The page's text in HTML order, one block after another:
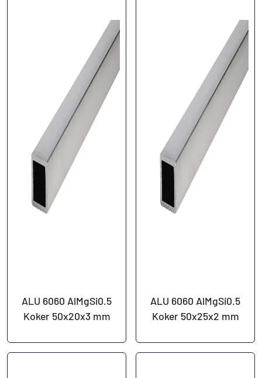
ALU 6060 AlMgSi0.5
Koker 50x20x3 mm
ALU 6060 AlMgSi0.5
Koker 50x25x2 mm